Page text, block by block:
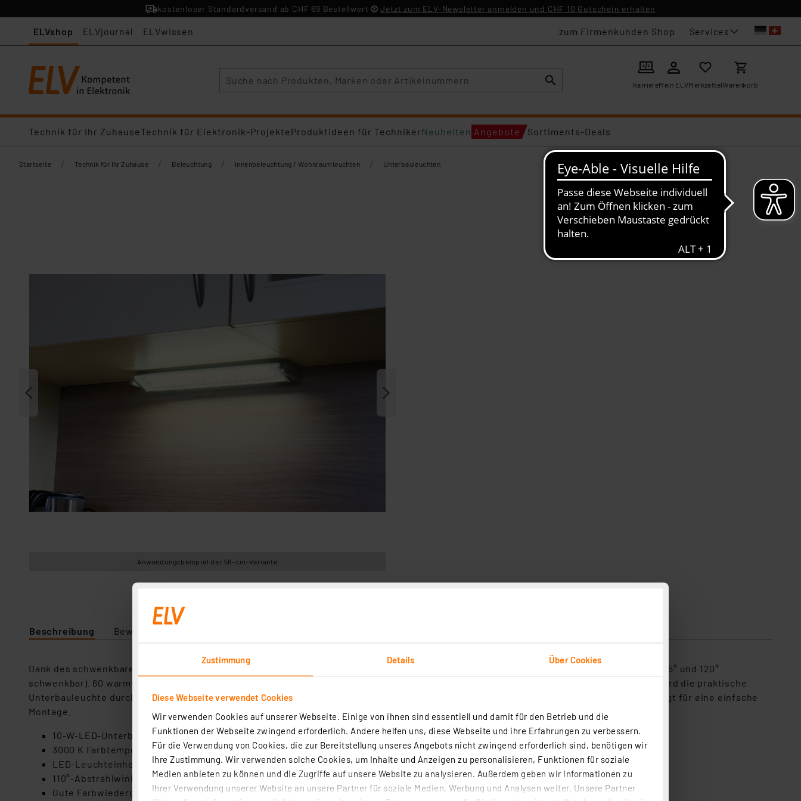
Zustimmung Details Über Cookies
Diese Webseite verwendet Cookies
Wir verwenden Cookies auf unserer Webseite. Einige von ihnen sind essentiell und damit für den Betrieb und die
Funktionen der Webseite zwingend erforderlich. Andere helfen uns, diese Webseite und ihre Erfahrungen zu verbessern.
Für die Verwendung von Cookies, die zur Bereitstellung unseres Angebots nicht zwingend erforderlich sind, benötigen wir
Ihre Zustimmung. Wir verwenden solche Cookies, um Inhalte und Anzeigen zu personalisieren, Funktionen für soziale
Medien anbieten zu können und die Zugriffe auf unsere Website zu analysieren. Außerdem geben wir Informationen zu
Ihrer Verwendung unserer Website an unsere Partner für soziale Medien, Werbung und Analysen weiter. Unsere Partner
kostenloser Standardversand ab CHF 69 Bestellwert Jetzt zum ELV-Newsletter anmelden und CHF 10 Gutschein erhalten
ELVshop ELVjournal ELVwissen zum Firmenkunden Shop Services
KarriereMein ELVMerkzettelWarenkorb
Technik für Ihr ZuhauseTechnik für Elektronik-ProjekteProduktideen für TechnikerNeuheiten Angebote Sortiments-Deals
Startseite / Technik für Ihr Zuhause / Beleuchtung / Innenbeleuchtung / Wohnraumleuchten / Unterbauleuchten
Anwendungsbeispiel der 58-cm-Variante
Beschreibung Bewertung
Dank des schwenkbaren LED-Einsatzes kann die LED-Leuchte präzise auf den zu beleuchtenden Bereich ausgerichtet werden (zwischen 35° und 120°
schwenkbar). 60 warmweiße SMD-LEDs sorgen für einen Lichtstrom von 680 lm und sind mit 25.000 Stunden sehr langlebig. Abgerundet wird die praktische
Unterbauleuchte durch das hochwertige Gehäuse aus Aluminium mit Schutzglasscheibe. Das ausreichend lange 1,8-m-Anschlusskabel sorgt für eine einfache
Montage.
10-W-LED-Unterbauleuchte mit 60 SMD-LEDs, 680 lm, nicht dimmbar
3000 K Farbtemperatur, warmweiß
LED-Leuchteinheit zwischen 35° und 120° schwenkbar
110°-Abstrahlwinkel
Gute Farbwiedergabe mit 80 Ra